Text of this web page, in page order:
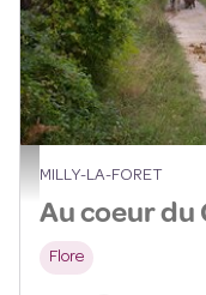
PNRGF
MILLY-LA-FORET
Flore